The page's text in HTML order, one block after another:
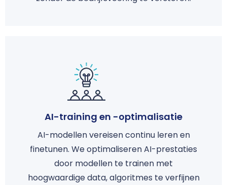
AI-training en -optimalisatie
AI-modellen vereisen continu leren en
finetunen. We optimaliseren AI-prestaties
door modellen te trainen met
hoogwaardige data, algoritmes te verfijnen